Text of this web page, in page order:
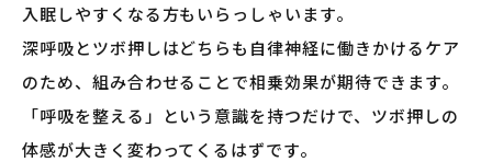
入眠しやすくなる方もいらっしゃいます。
深呼吸とツボ押しはどちらも自律神経に働きかけるケア
のため、組み合わせることで相乗効果が期待できます。
「呼吸を整える」という意識を持つだけで、ツボ押しの
体感が大きく変わってくるはずです。